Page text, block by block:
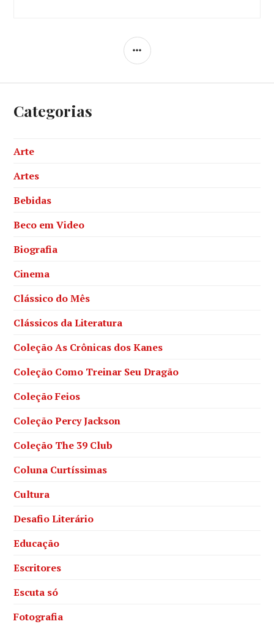
SIDEBAR
Categorias
Arte
Artes
Bebidas
Beco em Video
Biografia
Cinema
Clássico do Mês
Clássicos da Literatura
Coleção As Crônicas dos Kanes
Coleção Como Treinar Seu Dragão
Coleção Feios
Coleção Percy Jackson
Coleção The 39 Club
Coluna Curtíssimas
Cultura
Desafio Literário
Educação
Escritores
Escuta só
Fotografia